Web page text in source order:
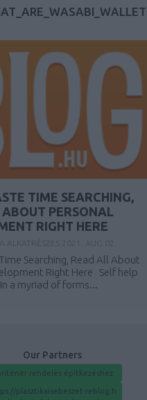
TIME SEARCHING,
PERSONAL
RIGHT HERE
Searching, Read All About
Right Here Self help
a myriad of forms...
Our Partners
rendelés építkezéshez
plasztikaisebeszet.reblog.h